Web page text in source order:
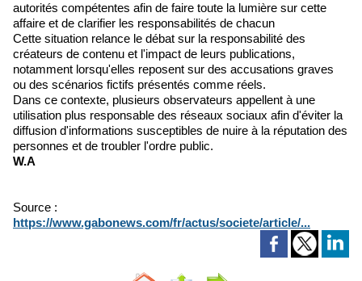
autorités compétentes afin de faire toute la lumière sur cette
affaire et de clarifier les responsabilités de chacun
Cette situation relance le débat sur la responsabilité des
créateurs de contenu et l'impact de leurs publications,
notamment lorsqu'elles reposent sur des accusations graves
ou des scénarios fictifs présentés comme réels.
Dans ce contexte, plusieurs observateurs appellent à une
utilisation plus responsable des réseaux sociaux afin d'éviter la
diffusion d'informations susceptibles de nuire à la réputation des
personnes et de troubler l'ordre public.
W.A
Source :
https://www.gabonews.com/fr/actus/societe/article/...